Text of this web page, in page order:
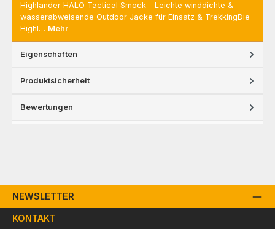
Highlander HALO Tactical Smock – Leichte winddichte &
wasserabweisende Outdoor Jacke für Einsatz & TrekkingDie
Highl… Mehr
Eigenschaften
Produktsicherheit
Bewertungen
NEWSLETTER
KONTAKT